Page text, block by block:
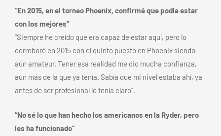
“En 2015, en el torneo Phoenix, confirmé que podía estar
con los mejores”
“Siempre he creído que era capaz de estar aquí, pero lo
corroboré en 2015 con el quinto puesto en Phoenix siendo
aún amateur. Tener esa realidad me dio mucha confianza,
aún más de la que ya tenía. Sabía que mi nivel estaba ahí, ya
antes de ser profesional lo tenía claro”.
“No sé lo que han hecho los americanos en la Ryder, pero
les ha funcionado”